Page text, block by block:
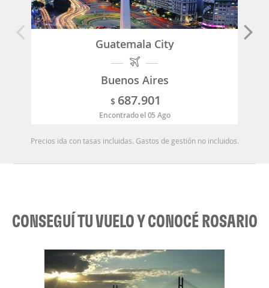
Guatemala City
Buenos Aires
$ 687.901
Encontrado el 05 Ago
Precios ida con tasas incluidas. Gastos de gestión no incluidos.
CONSEGUÍ TU VUELO Y CONOCÉ ROSARIO